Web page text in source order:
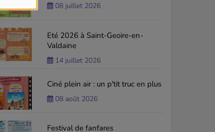
08 juillet 2026
Eté 2026 à Saint-Geoire-en-
Valdaine
14 juillet 2026
Ciné plein air : un p'tit truc en plus
08 août 2026
Festival de fanfares